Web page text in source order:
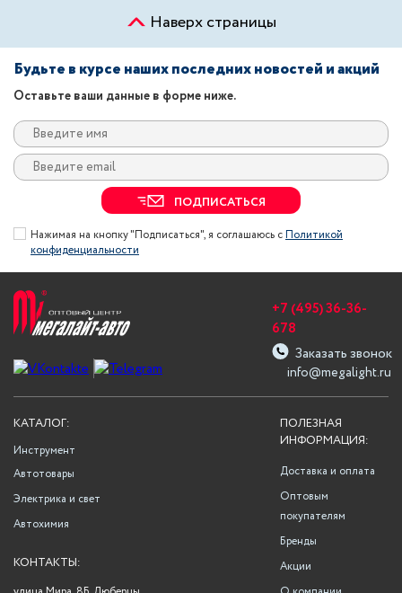
Наверх страницы
Будьте в курсе наших последних новостей и акций
Оставьте ваши данные в форме ниже.
ПОДПИСАТЬСЯ
Нажимая на кнопку "Подписаться", я соглашаюсь сПолитикой
конфиденциальности
info@megalight.ru
+7 (495) 36-36-
678
Заказать звонок
ПОЛЕЗНАЯ
ИНФОРМАЦИЯ:
Доставка и оплата
Оптовым
покупателям
Бренды
Акции
КАТАЛОГ:
Инструмент
Автотовары
Электрика и свет
Автохимия
КОНТАКТЫ: